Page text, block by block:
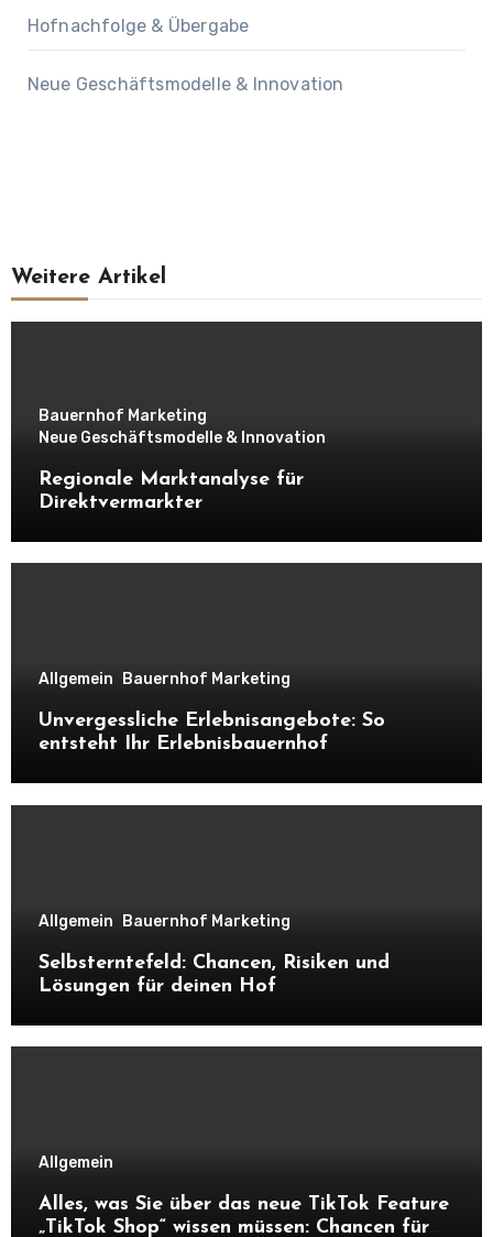
Hofnachfolge & Übergabe
Neue Geschäftsmodelle & Innovation
Weitere Artikel
Bauernhof Marketing
Neue Geschäftsmodelle & Innovation
Regionale Marktanalyse für
Direktvermarkter
Allgemein Bauernhof Marketing
Unvergessliche Erlebnisangebote: So
entsteht Ihr Erlebnisbauernhof
Allgemein Bauernhof Marketing
Selbsterntefeld: Chancen, Risiken und
Lösungen für deinen Hof
Allgemein
Alles, was Sie über das neue TikTok Feature
„TikTok Shop“ wissen müssen: Chancen für